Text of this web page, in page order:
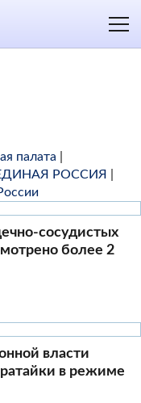
палата
РОССИЯ
сосудистых
более 2
власти
в режиме